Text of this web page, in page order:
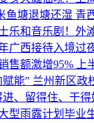
鱼塘退塘还湿 青
乐和音乐剧！外
广西接待入境过
售额激增95% 上
赋能” 兰州新区政
进、留得住、干得
型雨露计划毕业